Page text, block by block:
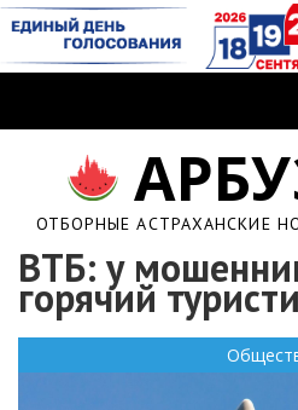
ОТБОРНЫЕ АСТРАХАНСКИЕ
ВТБ: у
горячий